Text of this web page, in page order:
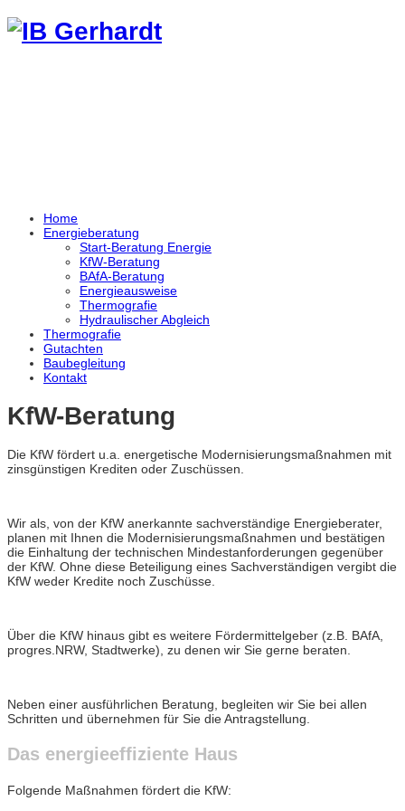
Home
Energieberatung
Start-Beratung Energie
KfW-Beratung
BAfA-Beratung
Energieausweise
Thermografie
Hydraulischer Abgleich
Thermografie
Gutachten
Baubegleitung
Kontakt
KfW-Beratung
Die KfW fördert u.a. energetische Modernisierungsmaßnahmen mit
zinsgünstigen Krediten oder Zuschüssen.
Wir als, von der KfW anerkannte sachverständige Energieberater,
planen mit Ihnen die Modernisierungsmaßnahmen und bestätigen
die Einhaltung der technischen Mindestanforderungen gegenüber
der KfW. Ohne diese Beteiligung eines Sachverständigen vergibt die
KfW weder Kredite noch Zuschüsse.
Über die KfW hinaus gibt es weitere Fördermittelgeber (z.B. BAfA,
progres.NRW, Stadtwerke), zu denen wir Sie gerne beraten.
Neben einer ausführlichen Beratung, begleiten wir Sie bei allen
Schritten und übernehmen für Sie die Antragstellung.
Das energieeffiziente Haus
Folgende Maßnahmen fördert die KfW: